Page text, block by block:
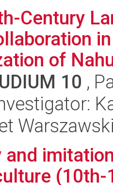
Century
of
10 ,
and